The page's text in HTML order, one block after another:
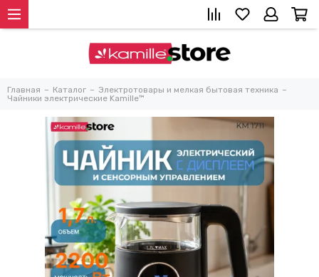
Главная Каталог
Электротовары и мелкая бытовая техника
Чайники электрические Kamille™